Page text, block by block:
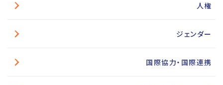
人権
ジェンダー
国際協力・国際連携